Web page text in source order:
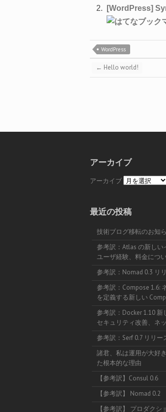
[WordPress]
WordPress
← Hello world!
アーカイブ
アーカイブ
最近の投稿
技術ブログ移転のお知
参考訳：Atlas の新しい
ユーザ経験、料金につ
参考訳：Nomad 0.3 リ
参考訳：Compose 1.6:
を定義する新しい
参考訳：Docker 1.10 新
セキュリティ改善、ネ
参考訳：Serf 0.7 リリー
諸君、私は運用が大好
た根本的な理由
【参考訳】Consul 0.6
【参考訳】 Nomad 0.2
【参考訳】 プロダク